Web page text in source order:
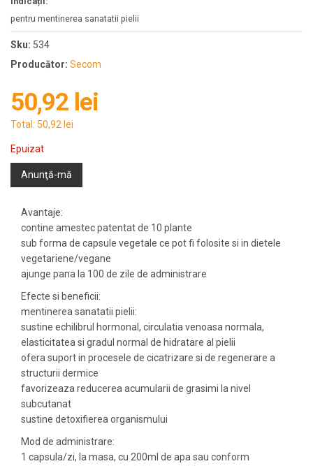
pentru mentinerea sanatatii pielii
Sku: 534
Producător: Secom
50,92 lei
Total: 50,92 lei
Epuizat
Anunţă-mă
Avantaje:
contine amestec patentat de 10 plante
sub forma de capsule vegetale ce pot fi folosite si in dietele
vegetariene/vegane
ajunge pana la 100 de zile de administrare
Efecte si beneficii:
mentinerea sanatatii pielii:
sustine echilibrul hormonal, circulatia venoasa normala,
elasticitatea si gradul normal de hidratare al pielii
ofera suport in procesele de cicatrizare si de regenerare a
structurii dermice
favorizeaza reducerea acumularii de grasimi la nivel
subcutanat
sustine detoxifierea organismului
Mod de administrare:
1 capsula/zi, la masa, cu 200ml de apa sau conform